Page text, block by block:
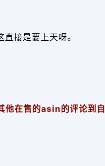
接是要上天呀。
他在售的asin的评论到